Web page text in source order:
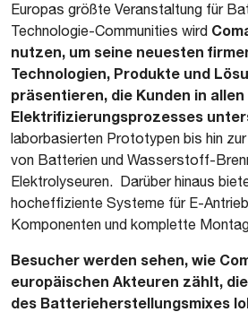
Europas größte Veranstaltung für
Technologie-Communities wird
nutzen, um seine neuesten
Technologien, Produkte und
präsentieren, die Kunden in allen
Elektrifizierungsprozesses
laborbasierten Prototypen bis hin
von Batterien und Wasserstoff-
Elektrolyseuren. Darüber hinaus
hocheffiziente Systeme für E-
Komponenten und komplette
Besucher werden sehen, wie
europäischen Akteuren zählt,
des Batterieherstellungsmixes